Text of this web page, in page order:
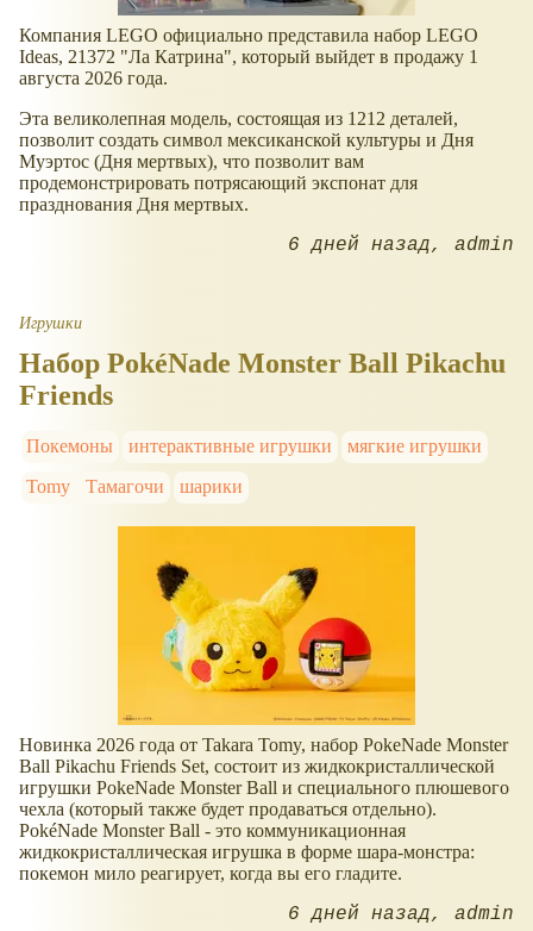
Компания LEGO официально представила набор LEGO
Ideas, 21372 "Ла Катрина", который выйдет в продажу 1
августа 2026 года.
Эта великолепная модель, состоящая из 1212 деталей,
позволит создать символ мексиканской культуры и Дня
Муэртос (Дня мертвых), что позволит вам
продемонстрировать потрясающий экспонат для
празднования Дня мертвых.
6 дней назад admin
Игрушки
Набор PokéNade Monster Ball Pikachu
Friends
Покемоны интерактивные игрушки
мягкие игрушки
Tomy
Тамагочи шарики
Новинка 2026 года от Takara Tomy, набор PokeNade Monster
Ball Pikachu Friends Set, состоит из жидкокристаллической
игрушки PokeNade Monster Ball и специального плюшевого
чехла (который также будет продаваться отдельно).
PokéNade Monster Ball - это коммуникационная
жидкокристаллическая игрушка в форме шара-монстра:
покемон мило реагирует, когда вы его гладите.
6 дней назад admin